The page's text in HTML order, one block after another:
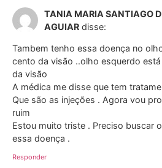
TANIA MARIA SANTIAGO
AGUIAR disse:
Tambem tenho essa doença no
cento da visão ..olho esquerdo
da visão
A médica me disse que tem
Que são as injeções . Agora vou
ruim
Estou muito triste . Preciso buscar
essa doença .
Responder